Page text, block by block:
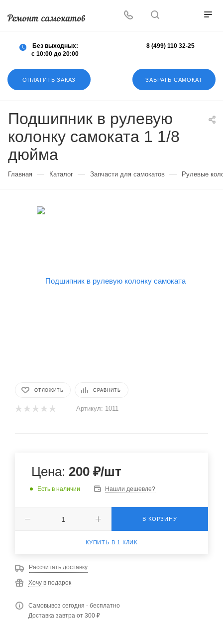
ОПЛАТИТЬ ЗАКАЗ ЗАБРАТЬ САМОКАТ
Без выходных:
с 10:00 до 20:00
8 (499) 110 32-25
Подшипник в рулевую
колонку самоката 1 1/8
дюйма
Главная — Каталог — Запчасти для самокатов — Рулевые
ОТЛОЖИТЬ СРАВНИТЬ
Артикул: 1011
Цена: 200 ₽/шт
Есть в наличии Нашли дешевле?
В КОРЗИНУ
КУПИТЬ В 1 КЛИК
Рассчитать доставку
Хочу в подарок
Самовывоз сегодня - бесплатно
Доставка завтра от 300 ₽